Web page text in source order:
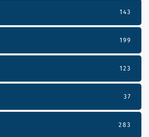
143
199
123
37
283